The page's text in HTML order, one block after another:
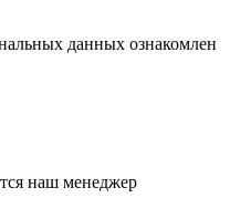
данных ознакомлен
наш менеджер